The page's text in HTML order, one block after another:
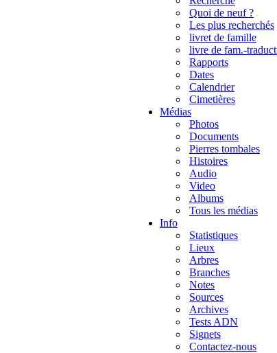
Quoi de neuf ?
Les plus recherchés
livret de famille
livre de fam.-
Rapports
Dates
Calendrier
Cimetières
Médias
Photos
Documents
Pierres tombales
Histoires
Audio
Video
Albums
Tous les médias
Info
Statistiques
Lieux
Arbres
Branches
Notes
Sources
Archives
Tests ADN
Signets
Contactez-nous